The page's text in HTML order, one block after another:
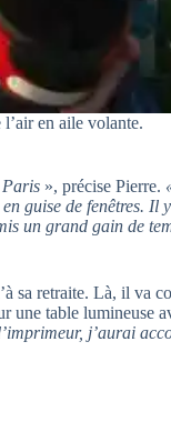
en aile volante.
Paris », précise Pierre.
guise de fenêtres. Il
un grand gain de
sa retraite. Là, il va
une table lumineuse
j’aurai